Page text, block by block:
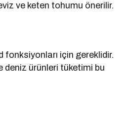
ve keten tohumu önerilir.
fonksiyonları için gereklidir.
deniz ürünleri tüketimi bu